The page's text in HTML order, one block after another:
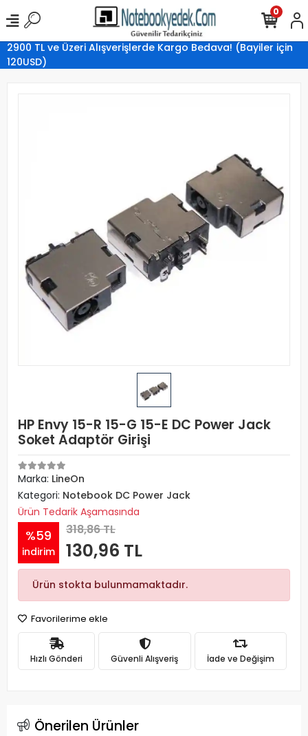
2900 TL ve Üzeri Alışverişlerde Kargo Bedava! (Bayiler için
120USD)
0
HP Envy 15-R 15-G 15-E DC Power Jack
Soket Adaptör Girişi
Marka: LineOn
Kategori: Notebook DC Power Jack
Ürün Tedarik Aşamasında
%59
indirim
318,86 TL
130,96 TL
Ürün stokta bulunmamaktadır.
Favorilerime ekle
Hızlı Gönderi Güvenli Alışveriş İade ve Değişim
Önerilen Ürünler